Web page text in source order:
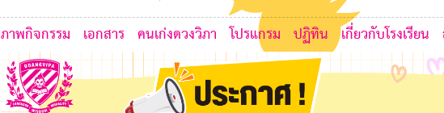
ภาพกิจกรรม เอกสาร คนเก่งดวงวิภา โปรแกรม ปฏิทิน เกี่ยวกับโรงเรียน